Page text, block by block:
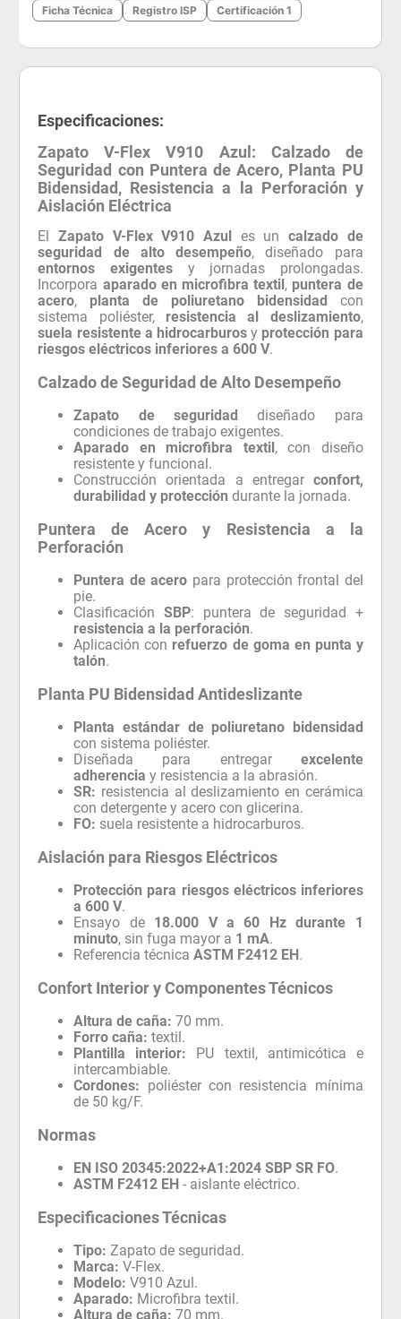
Ficha Técnica Registro ISP Certificación 1
Especificaciones:
Zapato V-Flex V910 Azul: Calzado de
Seguridad con Puntera de Acero, Planta PU
Bidensidad, Resistencia a la Perforación y
Aislación Eléctrica
ElZapato V-Flex V910 Azul es un calzado de
seguridad de alto desempeño, diseñado para
entornos exigentesy jornadas prolongadas.
Incorpora aparado en microfibra textil, puntera de
acero, planta de poliuretano bidensidad con
sistema poliéster, resistencia al deslizamiento,
suela resistente a hidrocarburos y protección para
riesgos eléctricos inferiores a 600 V.
Calzado de Seguridad de Alto Desempeño
Zapato de seguridad diseñado para
condiciones de trabajo exigentes.
Aparado en microfibra textil, con diseño
resistente y funcional.
Construcción orientada a entregar confort,
durabilidad y protección durante la jornada.
Puntera de Acero y Resistencia a la
Perforación
Puntera de acero para protección frontal del
pie.
ClasificaciónSBP: puntera de seguridad +
resistencia a la perforación.
Aplicación con refuerzo de goma en punta y
talón.
Planta PU Bidensidad Antideslizante
Planta estándar de poliuretano bidensidad
con sistema poliéster.
Diseñada para entregar excelente
adherencia y resistencia a la abrasión.
SR: resistencia al deslizamiento en cerámica
con detergente y acero con glicerina.
FO: suela resistente a hidrocarburos.
Aislación para Riesgos Eléctricos
Protección para riesgos eléctricos inferiores
a 600 V.
Ensayo de 18.000 V a 60 Hz durante 1
minuto, sin fuga mayor a 1 mA.
Referencia técnicaASTM F2412 EH.
Confort Interior y Componentes Técnicos
Altura de caña: 70 mm.
Forro caña: textil.
Plantilla interior: PU textil, antimicótica e
intercambiable.
Cordones: poliéster con resistencia mínima
de 50 kg/F.
Normas
EN ISO 20345:2022+A1:2024 SBP SR FO.
ASTM F2412 EH - aislante eléctrico.
Especificaciones Técnicas
Tipo: Zapato de seguridad.
Marca: V-Flex.
Modelo: V910 Azul.
Aparado: Microfibra textil.
Altura de caña: 70 mm.